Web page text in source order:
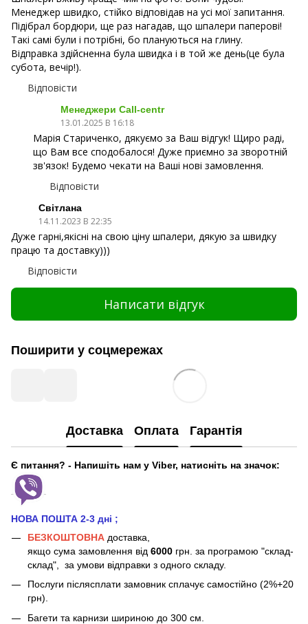
Менеджер швидко, стійко відповідав на усі мої запитання.
Підібрал бордюри, ще раз нагадав, що шпалери паперові!
Такі самі були і потрібні, бо плануються на глину.
Відправка здійсненна була швидка і в той же день(це була
субота, вечір!).
Відповісти
Менеджери Call-centr
13.01.2025 В 16:18
Марія Стариченко, дякуємо за Ваш відгук! Щиро раді,
що Вам все сподобалося! Дуже приємно за зворотній
зв'язок! Будемо чекати на Ваші нові замовлення.
Відповісти
Світлана
14.11.2023 В 22:35
Дуже гарні,якісні на свою ціну шпалери, дякую за швидку
працю та доставку)))
Відповісти
Написати відгук
Поширити у соцмережах
Доставка Оплата Гарантія
Є питання? - Напишіть нам у Viber, натисніть на значок:
НОВА ПОШТА 2-3 дні ;
БЕЗКОШТОВНА доставка,
якщо сума замовлення від 6000 грн. за програмою "склад-
склад", за умови відправки з одного складу.
Послуги післясплати замовник сплачує самостійно (2%+20
грн).
Багети та карнизи шириною до 300 см.